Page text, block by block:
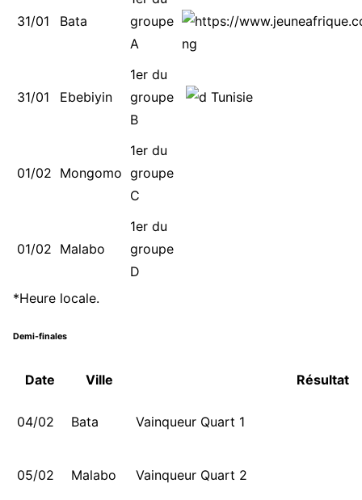
31/01 Bata
groupe
A
31/01 Ebebiyin
1er du
groupe
B
01/02 Mongomo
1er du
groupe
C
01/02 Malabo
1er du
groupe
D
*Heure locale.
Demi-finales
Date Ville Résultat
04/02 Bata Vainqueur Quart 1
05/02 Malabo Vainqueur Quart 2